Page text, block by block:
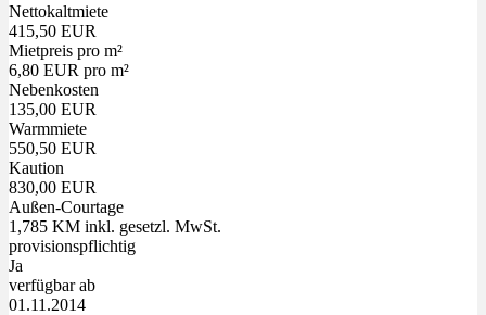
Nettokaltmiete
415,50 EUR
Mietpreis pro m²
6,80 EUR pro m²
Nebenkosten
135,00 EUR
Warmmiete
550,50 EUR
Kaution
830,00 EUR
Außen-Courtage
1,785 KM inkl. gesetzl. MwSt.
provisionspflichtig
Ja
verfügbar ab
01.11.2014